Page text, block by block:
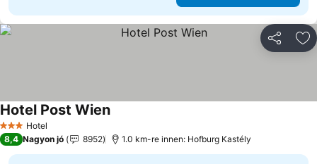
3 Kategória
Hotel
Hotel Post Wien
8,4 Nagyon jó 8952 1.0 km-re innen: Hofburg Kastély